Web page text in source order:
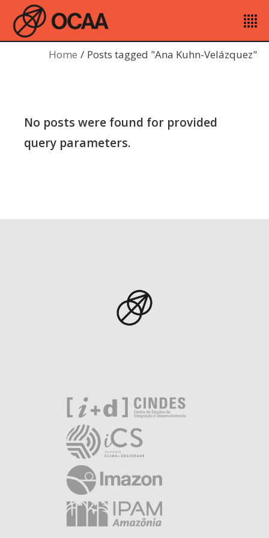
Home Posts tagged "Ana Kuhn-Velázquez"
No posts were found for provided
query parameters.